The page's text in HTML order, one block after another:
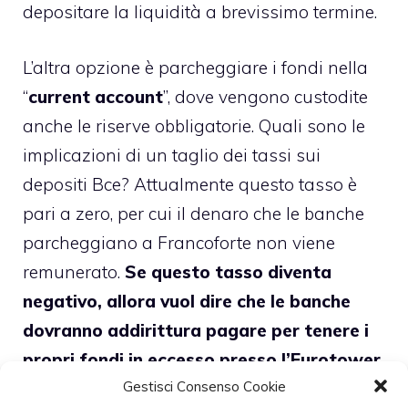
Gestisci Consenso Cookie
depositare la liquidità a brevissimo termine.
L’altra opzione è parcheggiare i fondi nella
“current account”, dove vengono custodite
anche le riserve obbligatorie. Quali sono le
implicazioni di un taglio dei tassi sui
depositi Bce? Attualmente questo tasso è
pari a zero, per cui il denaro che le banche
parcheggiano a Francoforte non viene
remunerato. Se questo tasso diventa
negativo, allora vuol dire che le banche
dovranno addirittura pagare per tenere i
propri fondi in eccesso presso l’Eurotower